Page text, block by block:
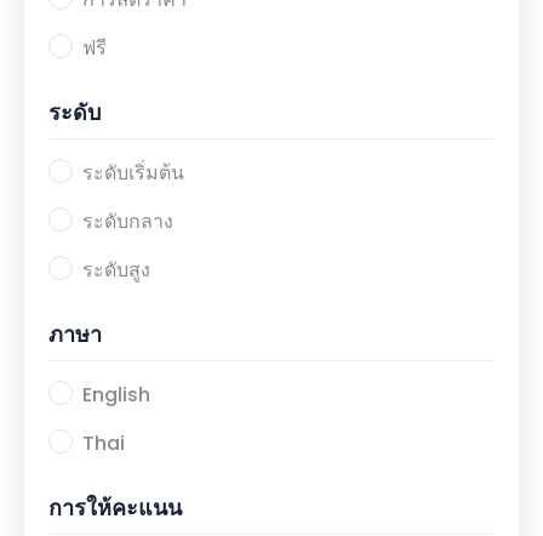
ฟรี
ระดับ
ระดับเริ่มต้น
ระดับกลาง
ระดับสูง
ภาษา
English
Thai
การให้คะแนน